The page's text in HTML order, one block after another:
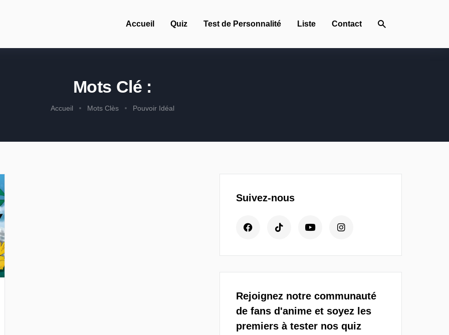
Accueil Quiz Test de Personnalité Liste Contact
Mots Clé :
Accueil Mots Clès Pouvoir Idéal
Suivez-nous
Rejoignez notre communauté
de fans d'anime et soyez les
premiers à tester nos quiz